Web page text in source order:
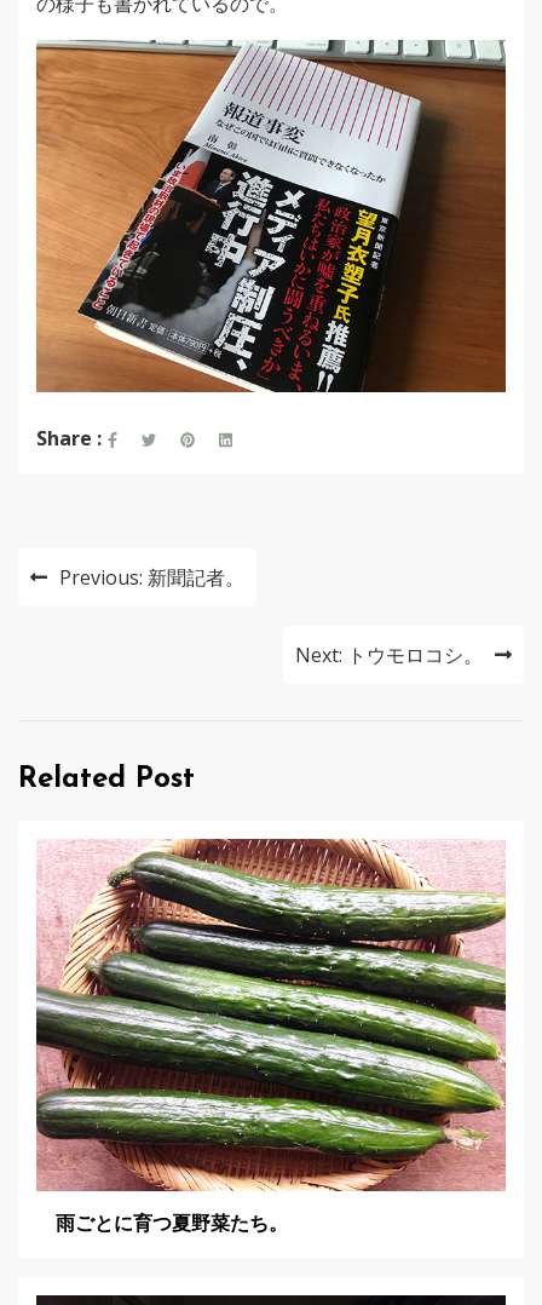
Share :
投
ー
ョ
ン
Previous: 新聞記者。
Next: トウモロコシ。
Related Post
雨ごとに育つ夏野菜たち。